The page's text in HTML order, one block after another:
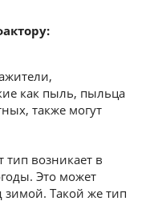
как пыль, пыльца
также могут
тип возникает в
Это может
Такой же тип